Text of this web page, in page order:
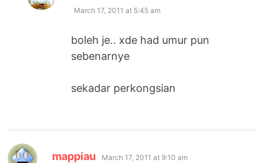
March 17, 2011 at 5:45 am
boleh je.. xde had umur pun
sebenarnye
sekadar perkongsian
mappiau says:
March 17, 2011 at 9:10 am